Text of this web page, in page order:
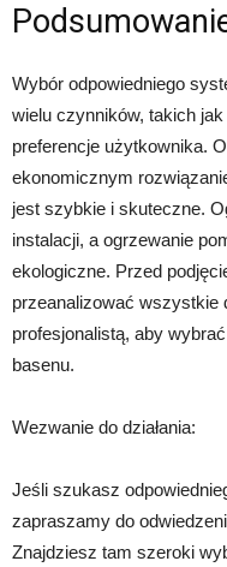
Wybór odpowiedniego
wielu czynników, takich
preferencje użytkownika.
ekonomicznym
jest szybkie i skuteczne.
instalacji, a ogrzewanie
ekologiczne. Przed
przeanalizować wszystkie
profesjonalistą, aby
basenu.
Wezwanie do działania:
Jeśli szukasz
zapraszamy do
Znajdziesz tam szeroki